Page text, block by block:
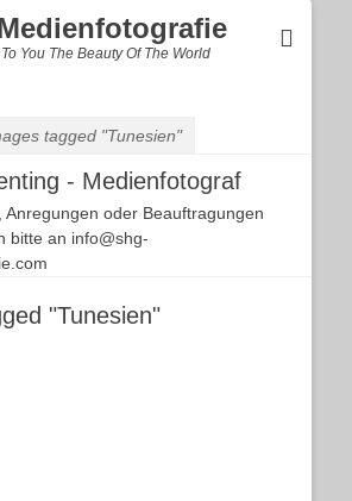
You The Beauty Of The World
tagged "Tunesien"
- Medienfotograf
Anregungen oder Beauftragungen
bitte an info@shg-
"Tunesien"